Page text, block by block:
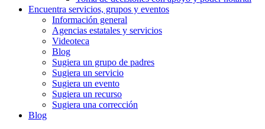
Encuentra servicios, grupos y eventos
Información general
Agencias estatales y servicios
Videoteca
Blog
Sugiera un grupo de padres
Sugiera un servicio
Sugiera un evento
Sugiera un recurso
Sugiera una corrección
Blog